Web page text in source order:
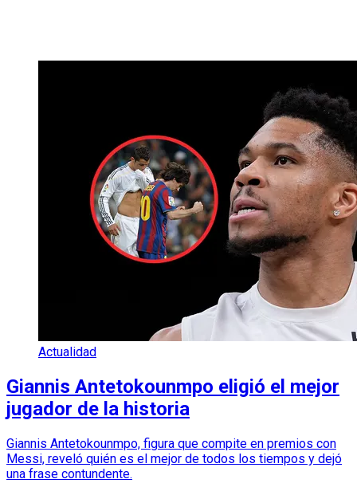
Actualidad
Giannis Antetokounmpo eligió el mejor
jugador de la historia
Giannis Antetokounmpo, figura que compite en premios con
Messi, reveló quién es el mejor de todos los tiempos y dejó
una frase contundente.